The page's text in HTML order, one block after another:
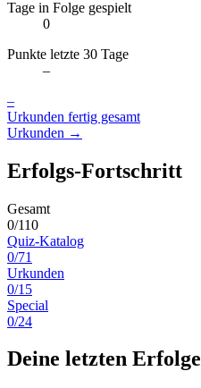
Tage in Folge gespielt
0
Punkte letzte 30 Tage
–
–
Urkunden fertig gesamt
Urkunden →
Erfolgs-Fortschritt
Gesamt
0/110
Quiz-Katalog
0/71
Urkunden
0/15
Special
0/24
Deine letzten Erfolge